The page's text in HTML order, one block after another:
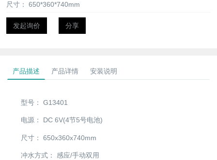
尺寸：
650*360*740mm
发起询价 分享
产品描述 产品详情 安装说明
型号： G13401
电源： DC 6V(4节5号电池)
尺寸： 650x360x740mm
冲水方式： 感应/手动双用